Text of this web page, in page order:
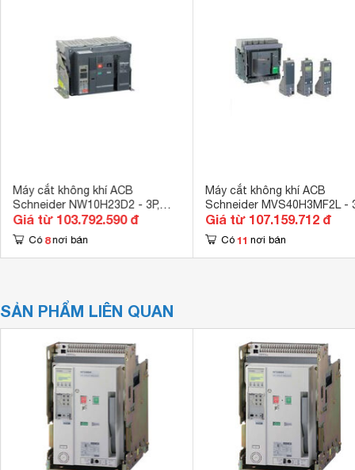
Máy cắt không khí ACB
Schneider NW10H23D2 - 3P,
1000A, 100kA
Giá từ 103.792.590 đ
Có 8 nơi bán
Máy cắt không khí ACB
Schneider MVS40H3MF2L -
4000A, 65kA
Giá từ 107.159.712 đ
Có 11 nơi bán
SẢN PHẨM LIÊN QUAN